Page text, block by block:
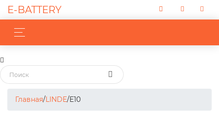
E-BATTERY
Главная/LINDE/E10